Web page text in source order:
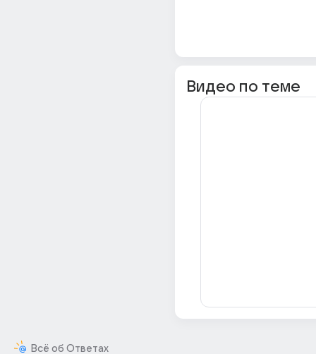
Всё об Ответах
Видео по теме